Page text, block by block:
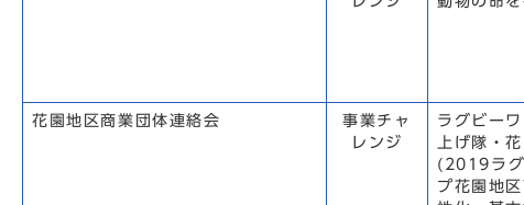
花園地区商業団体連絡会
事業チャ
レンジ
ラグビー
上げ隊・
(2019ラグ
プ花園地